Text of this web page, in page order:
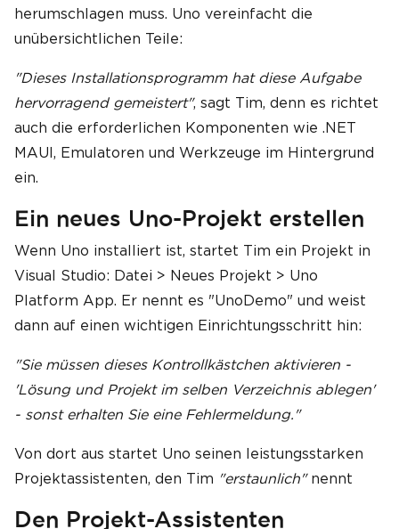
herumschlagen muss. Uno vereinfacht die
unübersichtlichen Teile:
"Dieses Installationsprogramm hat diese Aufgabe
hervorragend gemeistert", sagt Tim, denn es richtet
auch die erforderlichen Komponenten wie .NET
MAUI, Emulatoren und Werkzeuge im Hintergrund
ein.
Ein neues Uno-Projekt erstellen
Wenn Uno installiert ist, startet Tim ein Projekt in
Visual Studio: Datei > Neues Projekt > Uno
Platform App. Er nennt es "UnoDemo" und weist
dann auf einen wichtigen Einrichtungsschritt hin:
"Sie müssen dieses Kontrollkästchen aktivieren -
'Lösung und Projekt im selben Verzeichnis ablegen'
- sonst erhalten Sie eine Fehlermeldung."
Von dort aus startet Uno seinen leistungsstarken
Projektassistenten, den Tim "erstaunlich"nennt
Den Projekt-Assistenten